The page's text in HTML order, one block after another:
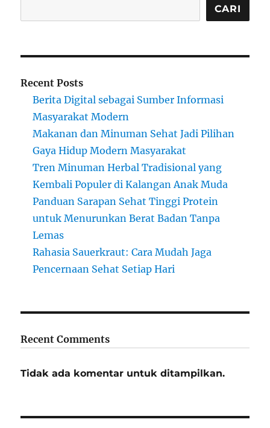
CARI
Recent Posts
Berita Digital sebagai Sumber Informasi
Masyarakat Modern
Makanan dan Minuman Sehat Jadi Pilihan
Gaya Hidup Modern Masyarakat
Tren Minuman Herbal Tradisional yang
Kembali Populer di Kalangan Anak Muda
Panduan Sarapan Sehat Tinggi Protein
untuk Menurunkan Berat Badan Tanpa
Lemas
Rahasia Sauerkraut: Cara Mudah Jaga
Pencernaan Sehat Setiap Hari
Recent Comments
Tidak ada komentar untuk ditampilkan.